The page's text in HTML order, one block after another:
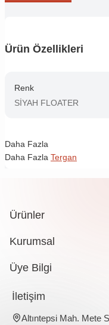
Ürün Özellikleri
Renk
SİYAH FLOATER
Daha Fazla
Daha Fazla Tergan
Ürünler
Kurumsal
Üye Bilgi
İletişim
Altıntepsi Mah. Mete